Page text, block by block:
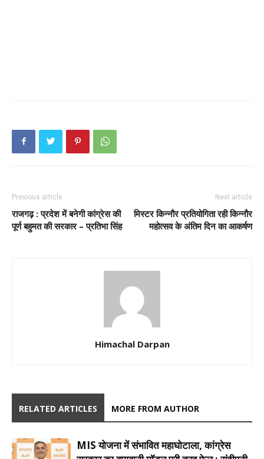
Previous article
राजगढ़ : प्रदेश में बनेगी कांग्रेस की
पूर्ण बहुमत की सरकार – प्रतिभा सिंह
Next article
मिस्टर किन्नौर प्रतियोगिता रही किन्नौर
महोत्सव के अंतिम दिन का आकर्षण
Himachal Darpan
RELATED ARTICLES MORE FROM AUTHOR
MIS योजना में संभावित महाघोटाला, कांग्रेस